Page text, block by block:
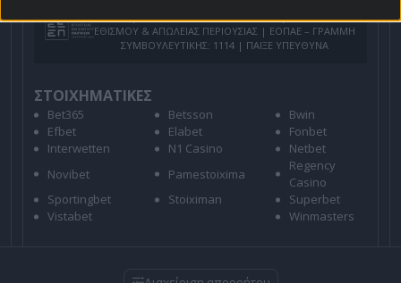
21+ | ΑΡΜΟΔΙΟΣ ΡΥΘΜΙΣΤΗΣ ΕΕΕΠ | ΚΙΝΔΥΝΟΣ
ΕΘΙΣΜΟΥ & ΑΠΩΛΕΙΑΣ ΠΕΡΙΟΥΣΙΑΣ | ΕΟΠΑΕ – ΓΡΑΜΜΗ
ΣΥΜΒΟΥΛΕΥΤΙΚΗΣ: 1114 | ΠΑΙΞΕ ΥΠΕΥΘΥΝΑ
ΣΤΟΙΧΗΜΑΤΙΚΕΣ
Bet365 Betsson
Bwin
Efbet
Elabet
Fonbet
Interwetten
N1 Casino
Netbet
Novibet
Pamestoixima
Regency
Casino
Sportingbet
Stoiximan
Superbet
Vistabet
Winmasters